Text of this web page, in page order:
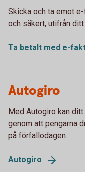
Skicka och ta emot
och säkert, utifrån
Ta betalt med e-
Autogiro
Med Autogiro kan
genom att pengarna
på förfallodagen.
Autogiro